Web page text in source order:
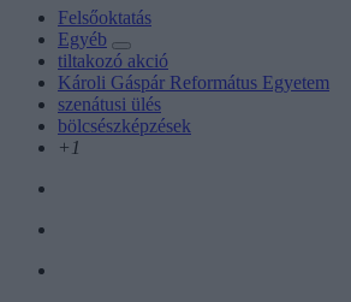
Felsőoktatás
Egyéb
tiltakozó akció
Károli Gáspár Református Egyetem
szenátusi ülés
bölcsészképzések
+1